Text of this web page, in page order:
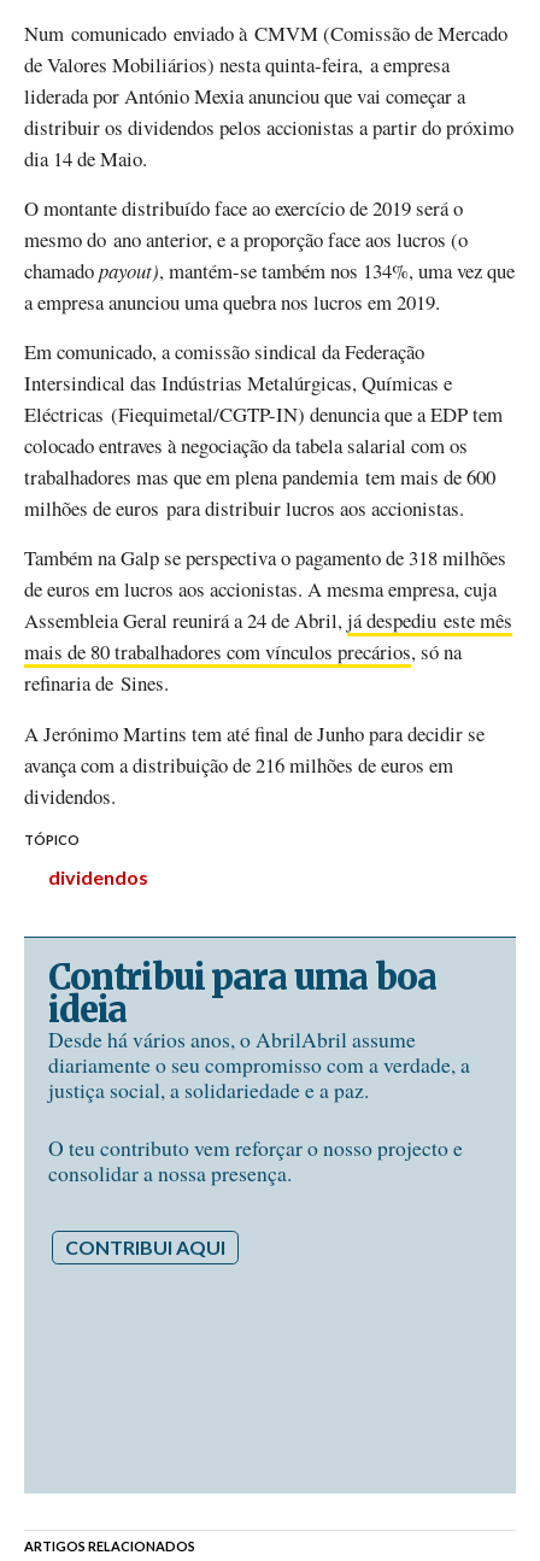
Num comunicado enviado à CMVM (Comissão de Mercado
de Valores Mobiliários) nesta quinta-feira, a empresa
liderada por António Mexia anunciou que vai começar a
distribuir os dividendos pelos accionistas a partir do próximo
dia 14 de Maio.
O montante distribuído face ao exercício de 2019 será o
mesmo do ano anterior, e a proporção face aos lucros (o
chamadopayout), mantém-se também nos 134%, uma vez que
a empresa anunciou uma quebra nos lucros em 2019.
Em comunicado, a comissão sindical da Federação
Intersindical das Indústrias Metalúrgicas, Químicas e
Eléctricas (Fiequimetal/CGTP-IN) denuncia que a EDP tem
colocado entraves à negociação da tabela salarial com os
trabalhadores mas que em plena pandemia tem mais de 600
milhões de euros para distribuir lucros aos accionistas.
Também na Galp se perspectiva o pagamento de 318 milhões
de euros em lucros aos accionistas. A mesma empresa, cuja
Assembleia Geral reunirá a 24 de Abril,já despediu este mês
mais de 80 trabalhadores com vínculos precários, só na
refinaria de Sines.
A Jerónimo Martins tem até final de Junho para decidir se
avança com a distribuição de 216 milhões de euros em
dividendos.
TÓPICO
dividendos
Contribui para uma boa
ideia
Desde há vários anos, o AbrilAbril assume
diariamente o seu compromisso com a verdade, a
justiça social, a solidariedade e a paz.
O teu contributo vem reforçar o nosso projecto e
consolidar a nossa presença.
CONTRIBUI AQUI
ARTIGOS RELACIONADOS